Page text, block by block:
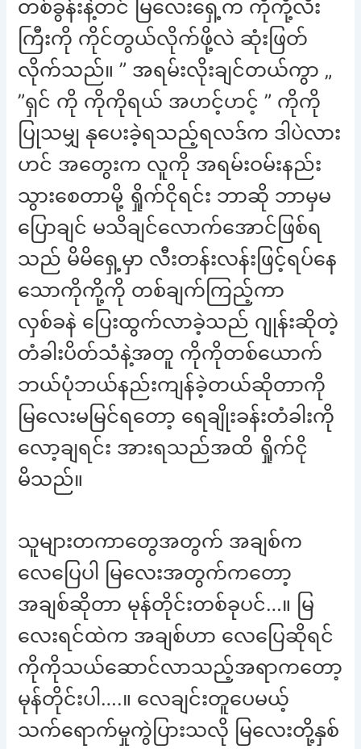
တစ်ခွန်းနဲ့တင် မြလေးရှေ့က ကိုကို့လီး
ကြီးကို ကိုင်တွယ်လိုက်ဖို့လဲ ဆုံးဖြတ်
လိုက်သည်။ ” အရမ်းလိုးချင်တယ်ကွာ „
”ရှင် ကို ကိုကိုရယ် အဟင့်ဟင့် ” ကိုကို
ပြုသမျှ နုပေးခဲ့ရသည့်ရလဒ်က ဒါပဲလား
ဟင် အတွေးက လူကို အရမ်းဝမ်းနည်း
သွားစေတာမို့ ရှိုက်ငိုရင်း ဘာဆို ဘာမှမ
ပြောချင် မသိချင်လောက်အောင်ဖြစ်ရ
သည် မိမိရှေ့မှာ လီးတန်းလန်းဖြင့်ရပ်နေ
သောကိုကို့ကို တစ်ချက်ကြည့်ကာ
လှစ်ခနဲ ပြေးထွက်လာခဲ့သည် ဂျုန်းဆိုတဲ့
တံခါးပိတ်သံနဲ့အတူ ကိုကိုတစ်ယောက်
ဘယ်ပုံဘယ်နည်းကျန်ခဲ့တယ်ဆိုတာကို
မြလေးမမြင်ရတော့ ရေချိုးခန်းတံခါးကို
လော့ချရင်း အားရသည်အထိ ရှိုက်ငို
မိသည်။
သူများတကာတွေအတွက် အချစ်က
လေပြေပါ မြလေးအတွက်ကတော့
အချစ်ဆိုတာ မုန်တိုင်းတစ်ခုပင်…။ မြ
လေးရင်ထဲက အချစ်ဟာ လေပြေဆိုရင်
ကိုကိုသယ်ဆောင်လာသည့်အရာကတော့
မုန်တိုင်းပါ….။ လေချင်းတူပေမယ့်
သက်ရောက်မှုကွဲပြားသလို မြလေးတို့နှစ်